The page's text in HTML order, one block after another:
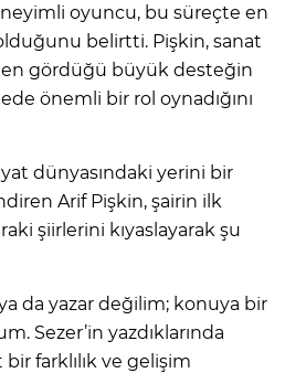
oyuncu, bu süreçte en
belirtti. Pişkin, sanat
gördüğü büyük desteğin
önemli bir rol oynadığını
dünyasındaki yerini bir
Arif Pişkin, şairin ilk
şiirlerini kıyaslayarak şu
da yazar değilim; konuya bir
Sezer’in yazdıklarında
farklılık ve gelişim